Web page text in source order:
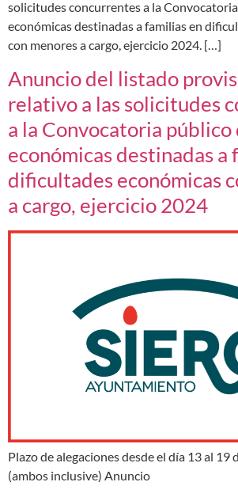
solicitudes concurrentes a la
económicas destinadas a familias en
con menores a cargo, ejercicio 2024. […]
Anuncio del listado
relativo a las solicitudes
a la Convocatoria público
económicas destinadas a
dificultades económicas
a cargo, ejercicio 2024
Plazo de alegaciones desde el día 13 al 19
(ambos inclusive) Anuncio